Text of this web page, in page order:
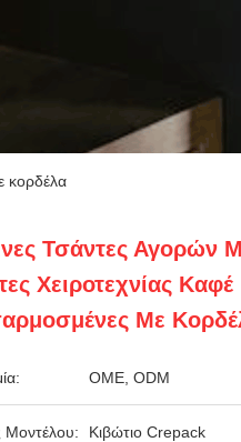
κορδέλα
Τσάντες Αγορών
Χειροτεχνίας Καφέ
Με
OME, ODM
Μοντέλου: Κιβώτιο Crepack